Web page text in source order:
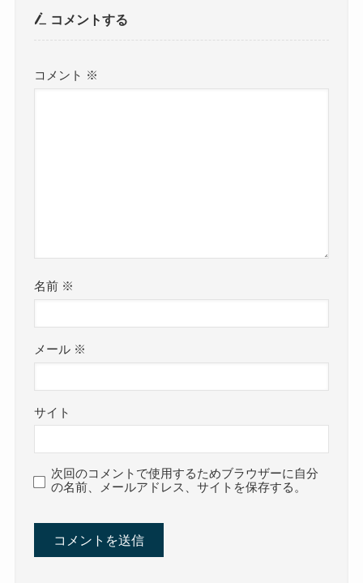
コメントする
コメント ※
名前 ※
メール ※
サイト
次回のコメントで使用するためブラウザーに自分
の名前、メールアドレス、サイトを保存する。